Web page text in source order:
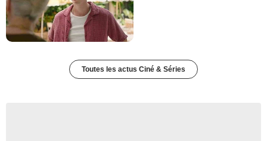
Toutes les actus Ciné & Séries